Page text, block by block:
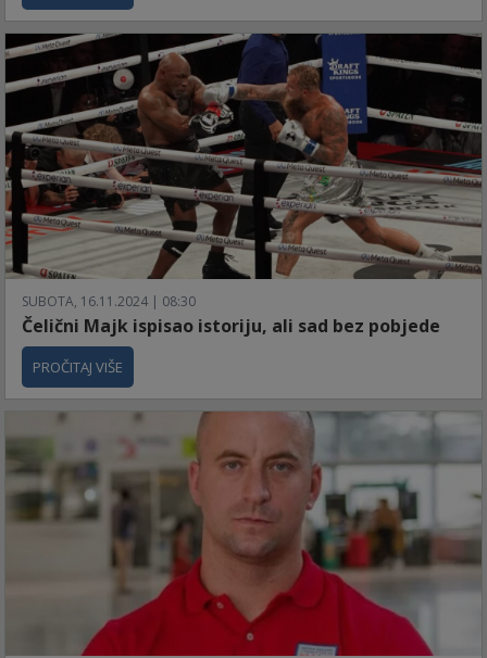
SUBOTA, 16.11.2024 | 08:30
Čelični Majk ispisao istoriju, ali sad bez pobjede
PROČITAJ VIŠE